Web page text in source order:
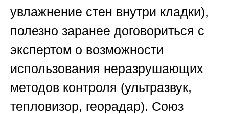
увлажнение стен внутри кладки),
полезно заранее договориться с
экспертом о возможности
использования неразрушающих
методов контроля (ультразвук,
тепловизор, георадар). Союз